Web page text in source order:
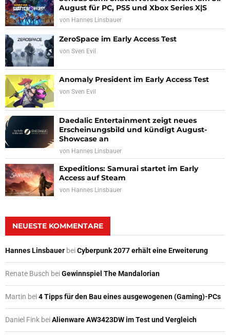
August für PC, PS5 und Xbox Series X|S
von Hannes Linsbauer
ZeroSpace im Early Access Test
von Sven Evil
Anomaly President im Early Access Test
von Sven Evil
Daedalic Entertainment zeigt neues
Erscheinungsbild und kündigt August-
Showcase an
von Hannes Linsbauer
Expeditions: Samurai startet im Early
Access auf Steam
von Hannes Linsbauer
NEUESTE KOMMENTARE
Hannes Linsbauer beiCyberpunk 2077 erhält eine Erweiterung
Renate Busch beiGewinnspiel The Mandalorian
Martin bei4 Tipps für den Bau eines ausgewogenen (Gaming)-PCs
Daniel Fink beiAlienware AW3423DW im Test und Vergleich